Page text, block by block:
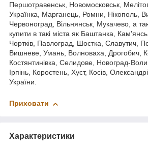
Першотравенськ, Новомосковськ,
Українка, Марганець, Ромни, Нікополь,
Червоноград, Вільнянськ, Мукачево, а
купити в такі міста як Баштанка,
Чортків, Павлоград, Шостка, Славутич,
Вишневе, Умань, Волноваха, Дрогобич,
Костянтинівка, Селидове, Новоград-
Ірпінь, Коростень, Хуст, Косів,
України.
Приховати
Характеристики